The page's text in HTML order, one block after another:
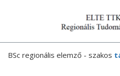
BSc regionális elemző - szakos